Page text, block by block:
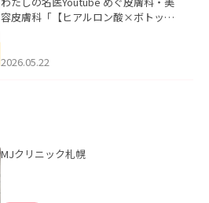
容皮膚科「【ヒアルロン酸×ボトック
た。
2026.05.22
MJクリニック札幌